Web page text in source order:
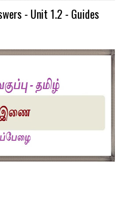
- Unit 1.2 - Guides